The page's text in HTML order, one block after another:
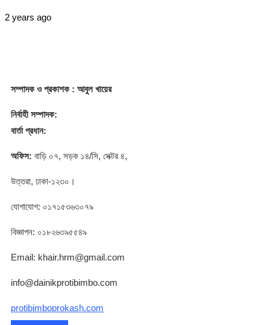
2 years ago
সম্পাদকও প্রকাশক : আবুল খায়ের
নির্বাহী সম্পাদক:
বার্তা প্রধান:
অফিস: বাড়ি ০৭, সড়ক ১৪/সি, সেক্টর ৪,
উত্তরা, ঢাকা-১২৩০।
যোগাযোগ: ০১৭১৫৩৬৩০৭৯
বিজ্ঞাপন: ০১৮২৬৩৯৫৫৪৯
Email: khair.hrm@gmail.com
info@dainikprotibimbo.com
protibimboprokash.com